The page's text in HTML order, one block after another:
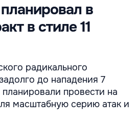
в
в стиле 11
радикального
до нападения 7
провести на
масштабную серию атак и